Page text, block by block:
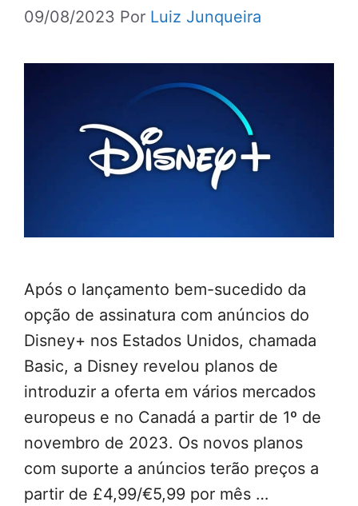
09/08/2023 Por Luiz Junqueira
Após o lançamento bem-sucedido da
opção de assinatura com anúncios do
Disney+ nos Estados Unidos, chamada
Basic, a Disney revelou planos de
introduzir a oferta em vários mercados
europeus e no Canadá a partir de 1º de
novembro de 2023. Os novos planos
com suporte a anúncios terão preços a
partir de £4,99/€5,99 por mês …